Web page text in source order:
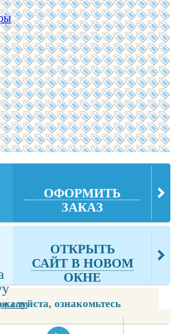
ОФОРМИТЬ
ЗАКАЗ
ОТКРЫТЬ
САЙТ В НОВОМ
ОКНЕ
ознакомьтесь